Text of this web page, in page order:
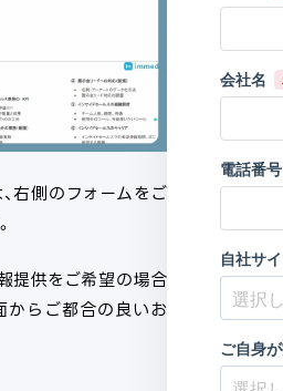
右側のフォームをご
提供をご希望の場合
からご都合の良いお